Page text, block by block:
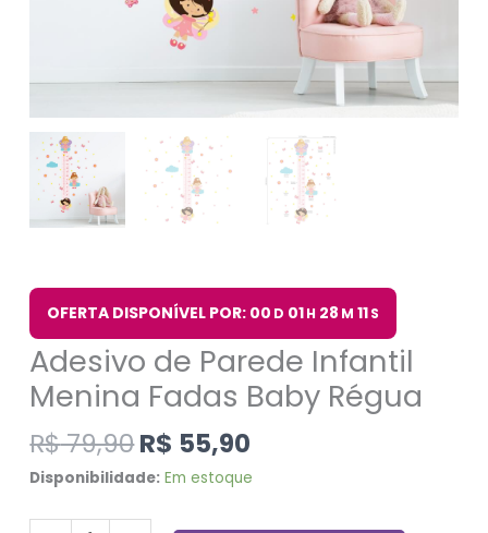
OFERTA DISPONÍVEL POR: 00 D 01H 28 M 11S
Adesivo de Parede Infantil
Menina Fadas Baby Régua
R$79,90R$ 55,90
Disponibilidade: Em estoque